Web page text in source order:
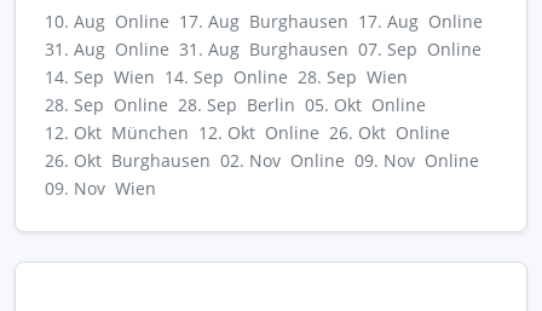
10. Aug Online 17. Aug Burghausen 17. Aug Online
31. Aug Online 31. Aug Burghausen 07. Sep Online
14. Sep Wien 14. Sep Online 28. Sep Wien
28. Sep Online 28. Sep Berlin 05. Okt Online
12. Okt München 12. Okt Online 26. Okt Online
26. Okt Burghausen 02. Nov Online 09. Nov Online
09. Nov Wien